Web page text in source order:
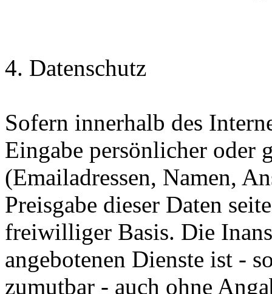
4. Datenschutz
Sofern innerhalb des
Eingabe persönlicher oder
(Emailadressen, Namen,
Preisgabe dieser Daten
freiwilliger Basis. Die
angebotenen Dienste ist -
zumutbar - auch ohne